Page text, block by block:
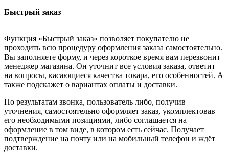
Быстрый заказ
Функция «Быстрый заказ» позволяет покупателю не
проходить всю процедуру оформления заказа самостоятельно.
Вы заполняете форму, и через короткое время вам перезвонит
менеджер магазина. Он уточнит все условия заказа, ответит
на вопросы, касающиеся качества товара, его особенностей. А
также подскажет о вариантах оплаты и доставки.
По результатам звонка, пользователь либо, получив
уточнения, самостоятельно оформляет заказ, укомплектовав
его необходимыми позициями, либо соглашается на
оформление в том виде, в котором есть сейчас. Получает
подтверждение на почту или на мобильный телефон и ждёт
доставки.